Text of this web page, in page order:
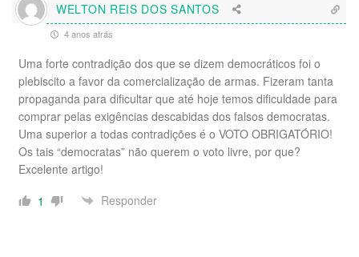
WELTON REIS DOS SANTOS
4 anos atrás
Uma forte contradição dos que se dizem democráticos foi o
plebiscito a favor da comercialização de armas. Fizeram tanta
propaganda para dificultar que até hoje temos dificuldade para
comprar pelas exigências descabidas dos falsos democratas.
Uma superior a todas contradições é o VOTO OBRIGATÓRIO!
Os tais “democratas” não querem o voto livre, por que?
Excelente artigo!
1
Responder